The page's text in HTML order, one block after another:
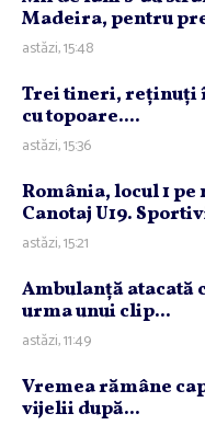
Madeira, pentru
astăzi, 15:48
Trei tineri, reţinuţi
cu topoare....
astăzi, 15:36
România, locul 1
Canotaj U19.
astăzi, 15:21
Ambulanţă atacată
urma unui clip...
astăzi, 11:49
Vremea rămâne
vijelii după...